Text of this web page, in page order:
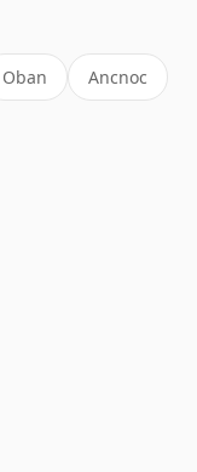
Oban Ancnoc